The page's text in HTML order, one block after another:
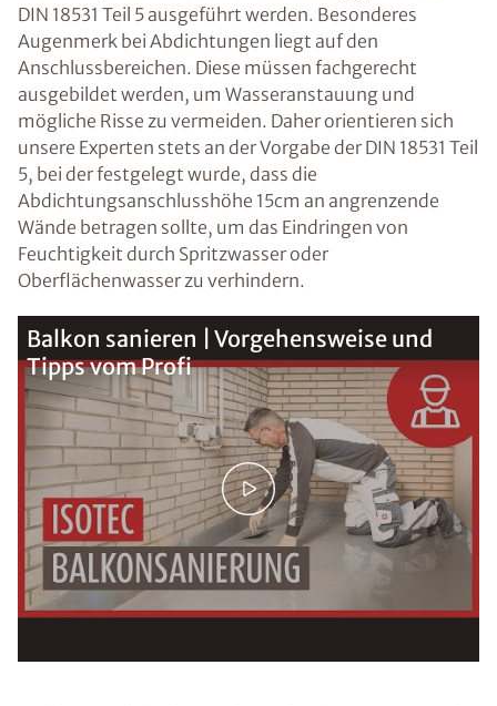
DIN 18531 Teil 5 ausgeführt werden. Besonderes
Augenmerk bei Abdichtungen liegt auf den
Anschlussbereichen. Diese müssen fachgerecht
ausgebildet werden, um Wasseranstauung und
mögliche Risse zu vermeiden. Daher orientieren sich
unsere Experten stets an der Vorgabe der DIN 18531 Teil
5, bei der festgelegt wurde, dass die
Abdichtungsanschlusshöhe 15cm an angrenzende
Wände betragen sollte, um das Eindringen von
Feuchtigkeit durch Spritzwasser oder
Oberflächenwasser zu verhindern.
Balkon sanieren | Vorgehensweise und
Tipps vom Profi